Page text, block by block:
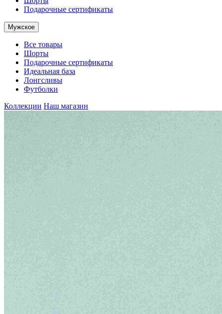
Подарочные сертификаты
Мужское
Все товары
Шорты
Подарочные сертификаты
Идеальная база
Лонгсливы
Футболки
Коллекции Наш магазин